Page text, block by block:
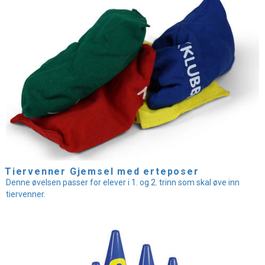
Tiervenner Gjemsel med erteposer
Denne øvelsen passer for elever i 1. og 2. trinn som skal øve inn
tiervenner.